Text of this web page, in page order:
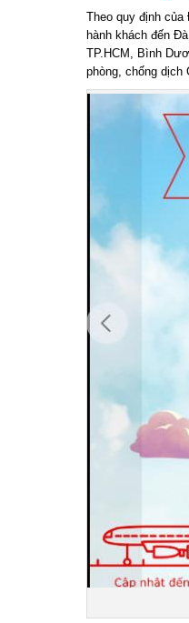
Theo quy định của
hành khách đến
TP.HCM, Bình
phòng, chống dịch